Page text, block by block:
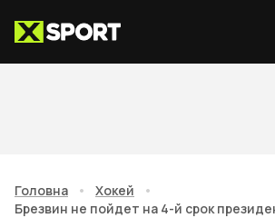
Головна • Хокей
•
Брезвин не пойдет на 4-й срок